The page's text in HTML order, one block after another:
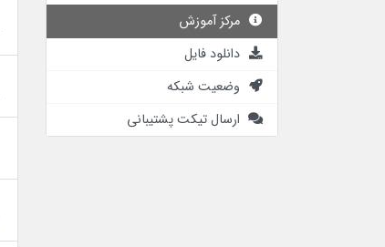
مرکز آموزش
دانلود فایل
وضعیت شبکه
ارسال تیکت پشتیبانی